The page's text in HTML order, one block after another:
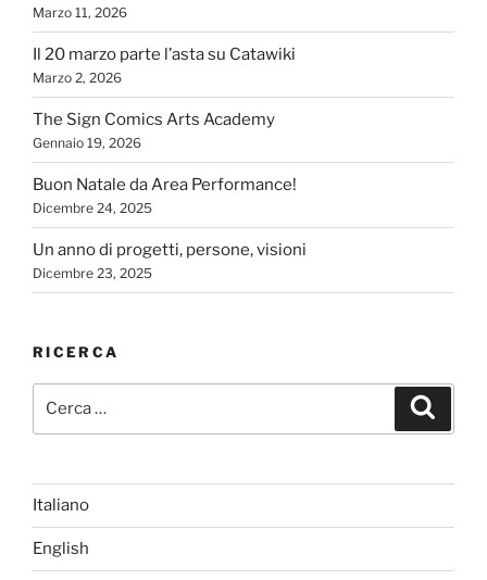
Marzo 11, 2026
Il 20 marzo parte l’asta su Catawiki
Marzo 2, 2026
The Sign Comics Arts Academy
Gennaio 19, 2026
Buon Natale da Area Performance!
Dicembre 24, 2025
Un anno di progetti, persone, visioni
Dicembre 23, 2025
RICERCA
Italiano
English